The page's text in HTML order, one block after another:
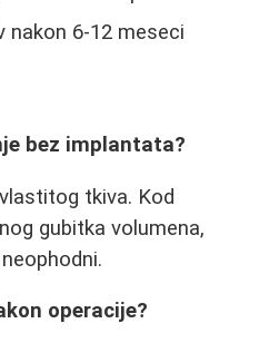
nakon 6-12 meseci
bez implantata?
tkiva. Kod
gubitka volumena,
operacije?